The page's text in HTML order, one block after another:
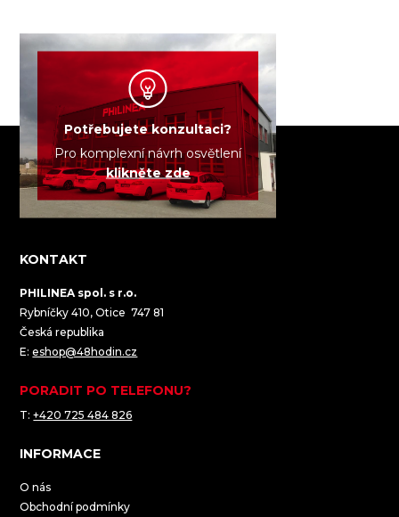
Potřebujete konzultaci?
Pro komplexní návrh osvětlení
klikněte zde
KONTAKT
PHILINEA spol. s r.o.
Rybníčky 410, Otice 747 81
Česká republika
E:eshop@48hodin.cz
PORADIT PO TELEFONU?
T:+420 725 484 826
INFORMACE
O nás
Obchodní podmínky